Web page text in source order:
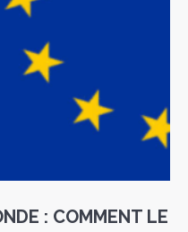
: COMMENT LE